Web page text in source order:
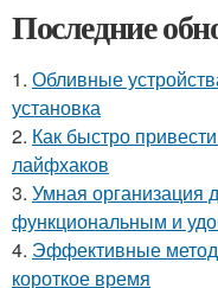
Последние
1. Обливные
установка
2. Как быстро
лайфхаков
3. Умная организация
функциональным и
4. Эффективные
короткое время